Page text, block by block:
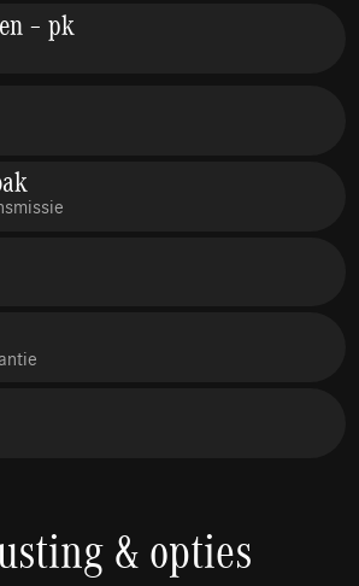
– pk
& opties